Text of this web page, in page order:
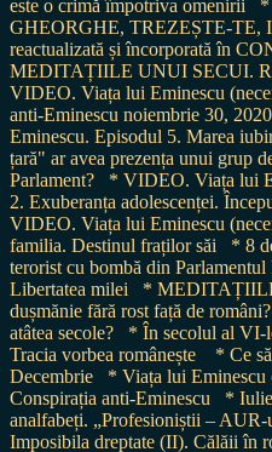
este o crimă împotriva omenirii
*
GHEORGHE, TREZEȘTE-TE,
reactualizată și încorporată în
MEDITAȚIILE UNUI SECUI.
VIDEO. Viața lui Eminescu
anti-Eminescu noiembrie 30,
Eminescu. Episodul 5. Marea
țară" ar avea prezența unui grup
Parlament?
* VIDEO. Viața lui
2. Exuberanța adolescenței.
VIDEO. Viața lui Eminescu
familia. Destinul fraților săi
* 8
terorist cu bombă din Parlamentul
Libertatea milei
*
dușmănie fără rost față de
atâtea secole?
* În secolul al VI-
Tracia vorbea românește
* Ce
Decembrie
* Viața lui Eminescu
Conspirația anti-Eminescu
*
analfabeți. „Profesioniștii –
Imposibila dreptate (II). Călăii în